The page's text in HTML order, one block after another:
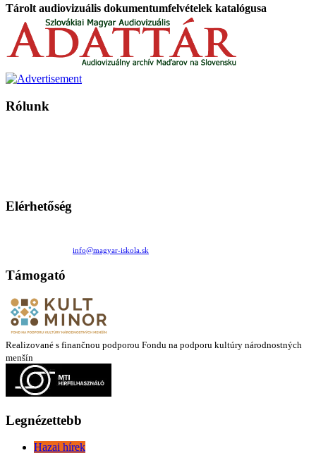
Tárolt audiovizuális dokumentumfelvételek katalógusa
Rólunk
Elérhetőség
info@magyar-iskola.sk
Támogató
Realizované s finančnou podporou Fondu na podporu kultúry národnostných
menšín
Legnézettebb
Hazai hírek